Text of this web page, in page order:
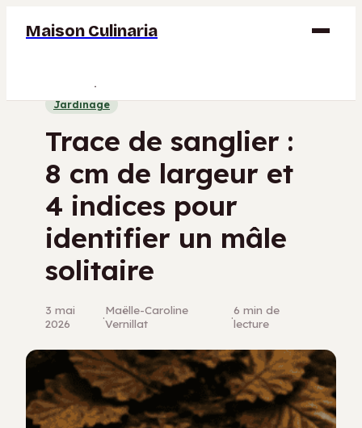
Maison Culinaria
Gastronomie
Bricolage
Jardinage
Trace de sanglier :
8 cm de largeur et
4 indices pour
identifier un mâle
solitaire
3 mai
2026
·Maëlle-Caroline
Vernillat
·6 min de
lecture